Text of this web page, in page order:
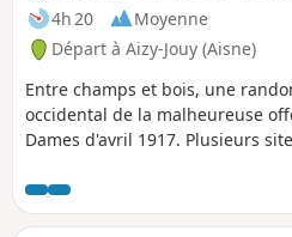
4h 20
Moyenne
Départ à Aizy-Jouy (Aisne)
Entre champs et bois, une
occidental de la malheureuse
Dames d'avril 1917. Plusieurs
occasionnent.